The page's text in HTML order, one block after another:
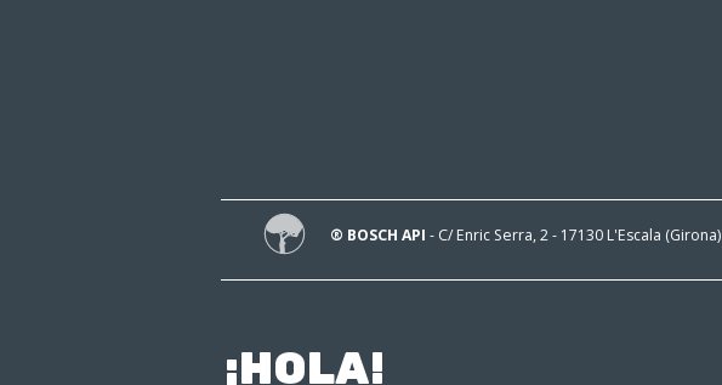
® BOSCH API - C/ Enric Serra, 2 - 17130 L'Escala (Girona)
¡HOLA!